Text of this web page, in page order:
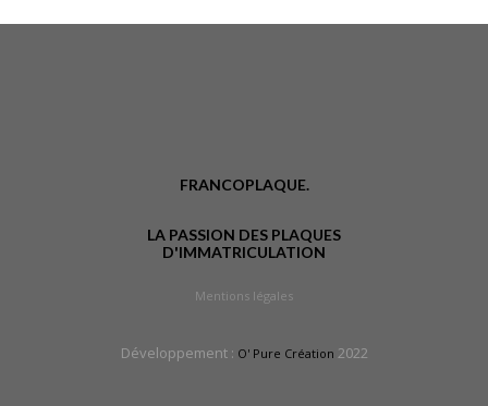
FRANCOPLAQUE.
LA PASSION DES PLAQUES
D'IMMATRICULATION
Mentions légales
Développement : O' Pure Création 2022